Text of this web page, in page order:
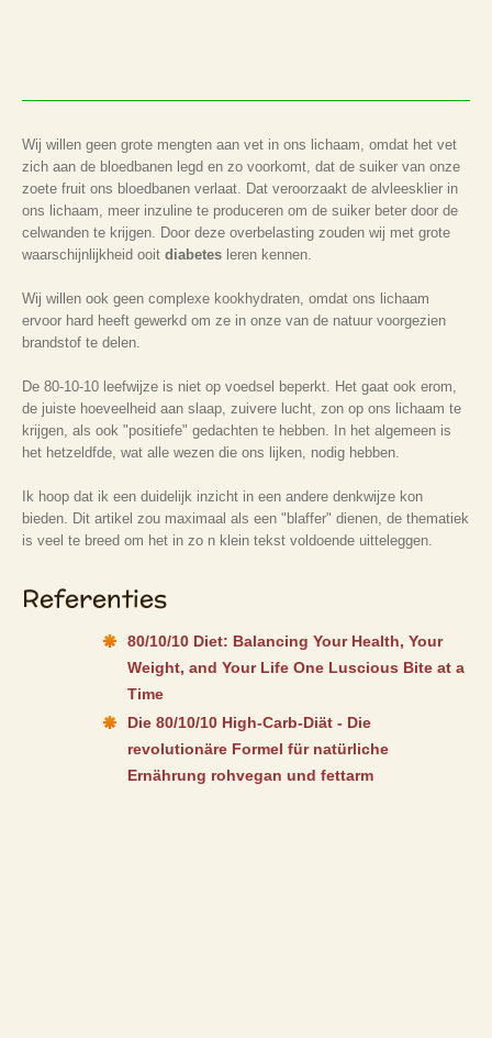
Wij willen geen grote mengten aan vet in ons lichaam, omdat het vet
zich aan de bloedbanen legd en zo voorkomt, dat de suiker van onze
zoete fruit ons bloedbanen verlaat. Dat veroorzaakt de alvleesklier in
ons lichaam, meer inzuline te produceren om de suiker beter door de
celwanden te krijgen. Door deze overbelasting zouden wij met grote
waarschijnlijkheid ooit diabetes leren kennen.
Wij willen ook geen complexe kookhydraten, omdat ons lichaam
ervoor hard heeft gewerkd om ze in onze van de natuur voorgezien
brandstof te delen.
De 80-10-10 leefwijze is niet op voedsel beperkt. Het gaat ook erom,
de juiste hoeveelheid aan slaap, zuivere lucht, zon op ons lichaam te
krijgen, als ook "positiefe" gedachten te hebben. In het algemeen is
het hetzeldfde, wat alle wezen die ons lijken, nodig hebben.
Ik hoop dat ik een duidelijk inzicht in een andere denkwijze kon
bieden. Dit artikel zou maximaal als een "blaffer" dienen, de thematiek
is veel te breed om het in zo n klein tekst voldoende uitteleggen.
Referenties
80/10/10 Diet: Balancing Your Health, Your
Weight, and Your Life One Luscious Bite at a
Time
Die 80/10/10 High-Carb-Diät - Die
revolutionäre Formel für natürliche
Ernährung rohvegan und fettarm